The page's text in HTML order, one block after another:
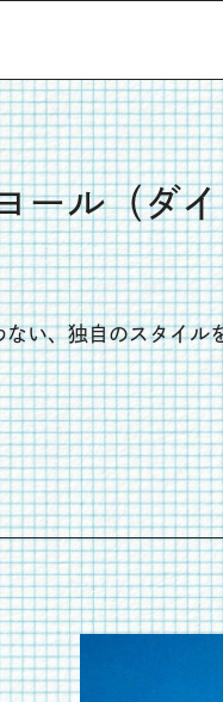
ール（ダ
い、独自のスタイ